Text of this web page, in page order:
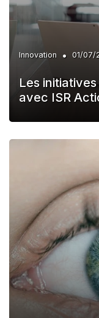
Innovation • 01/07/
Les
avec ISR